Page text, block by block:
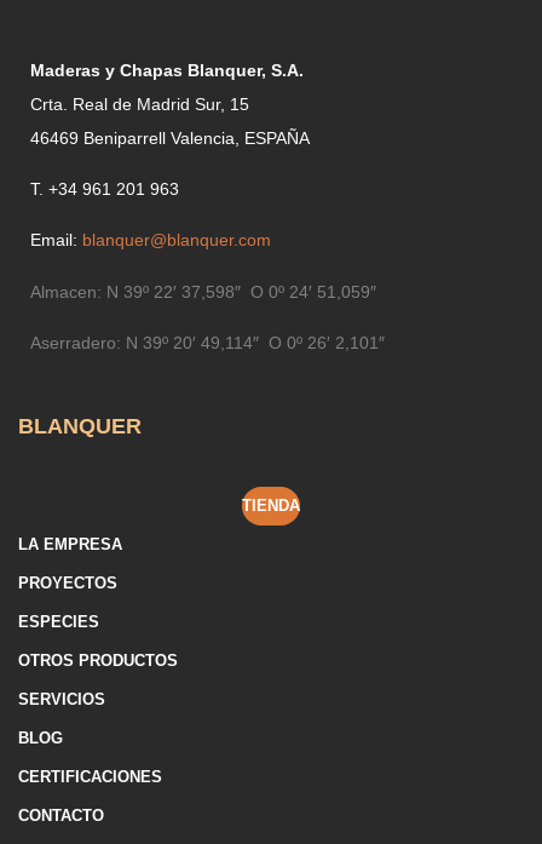
Maderas y Chapas Blanquer, S.A.
Crta. Real de Madrid Sur, 15
46469 Beniparrell Valencia, ESPAÑA
T. +34 961 201 963
Email: blanquer@blanquer.com
Almacen: N 39º 22′ 37,598″ O 0º 24′ 51,059″
Aserradero: N 39º 20′ 49,114″ O 0º 26′ 2,101″
BLANQUER
TIENDA
LA EMPRESA
PROYECTOS
ESPECIES
OTROS PRODUCTOS
SERVICIOS
BLOG
CERTIFICACIONES
CONTACTO